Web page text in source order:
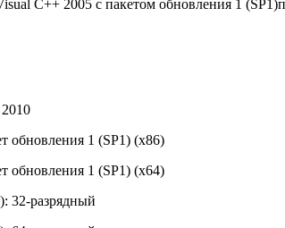
C++ 2005 с пакетом обновления 1
обновления 1 (SP1) (x86)
обновления 1 (SP1) (x64)
32-разрядный